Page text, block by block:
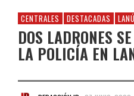
CENTRALES DESTACADAS
DOS LADRONES
LA POLICÍA EN